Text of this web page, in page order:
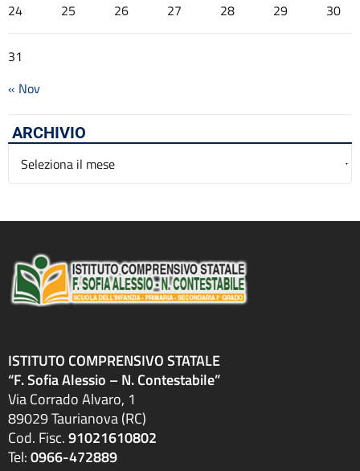
24 25 26 27 28 29 30
31
« Nov
ARCHIVIO
Archivio
ISTITUTO COMPRENSIVO STATALE
“F. Sofia Alessio – N. Contestabile”
Via Corrado Alvaro, 1
89029 Taurianova (RC)
Cod. Fisc.91021610802
Tel:0966-472889